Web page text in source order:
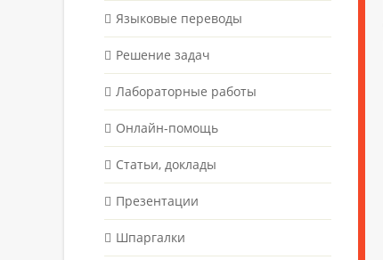
Языковые переводы
Решение задач
Лабораторные работы
Онлайн-помощь
Статьи, доклады
Презентации
Шпаргалки